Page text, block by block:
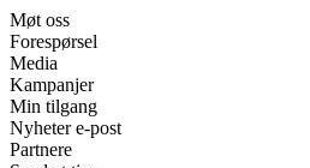
Møt oss
Forespørsel
Media
Kampanjer
Min tilgang
Nyheter e-post
Partnere